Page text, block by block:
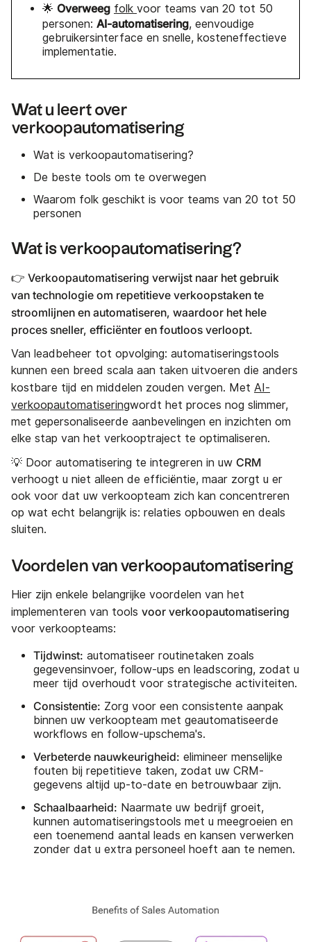
🌟 Overweeg folk voor teams van 20 tot 50
personen: AI-automatisering, eenvoudige
gebruikersinterface en snelle, kosteneffectieve
implementatie.
Wat u leert over
verkoopautomatisering
Wat is verkoopautomatisering?
De beste tools om te overwegen
Waarom folk geschikt is voor teams van 20 tot 50
personen
Wat is verkoopautomatisering?
👉 Verkoopautomatisering verwijst naar het gebruik
van technologie om repetitieve verkoopstaken te
stroomlijnen en automatiseren, waardoor het hele
proces sneller, efficiënter en foutloos verloopt.
Van leadbeheer tot opvolging: automatiseringstools
kunnen een breed scala aan taken uitvoeren die anders
kostbare tijd en middelen zouden vergen. Met AI-
verkoopautomatiseringwordt het proces nog slimmer,
met gepersonaliseerde aanbevelingen en inzichten om
elke stap van het verkooptraject te optimaliseren.
💡 Door automatisering te integreren in uw CRM
verhoogt u niet alleen de efficiëntie, maar zorgt u er
ook voor dat uw verkoopteam zich kan concentreren
op wat echt belangrijk is: relaties opbouwen en deals
sluiten.
Voordelen van verkoopautomatisering
Hier zijn enkele belangrijke voordelen van het
implementeren van tools voor verkoopautomatisering
voor verkoopteams:
Tijdwinst: automatiseer routinetaken zoals
gegevensinvoer, follow-ups en leadscoring, zodat u
meer tijd overhoudt voor strategische activiteiten.
Consistentie: Zorg voor een consistente aanpak
binnen uw verkoopteam met geautomatiseerde
workflows en follow-upschema's.
Verbeterde nauwkeurigheid: elimineer menselijke
fouten bij repetitieve taken, zodat uw CRM-
gegevens altijd up-to-date en betrouwbaar zijn.
Schaalbaarheid: Naarmate uw bedrijf groeit,
kunnen automatiseringstools met u meegroeien en
een toenemend aantal leads en kansen verwerken
zonder dat u extra personeel hoeft aan te nemen.